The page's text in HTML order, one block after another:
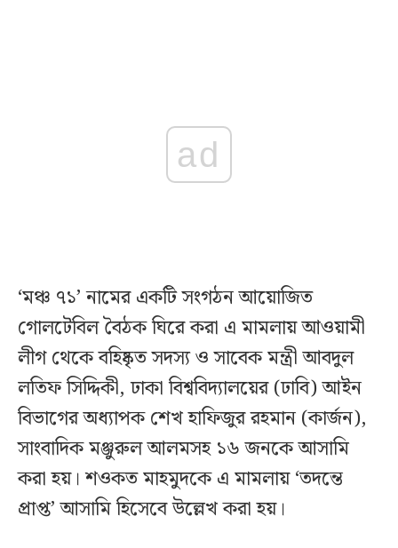
ad
‘মঞ্চ ৭১’ নামের একটি সংগঠন আয়োজিত
গোলটেবিল বৈঠক ঘিরে করা এ মামলায় আওয়ামী
লীগ থেকে বহিষ্কৃত সদস্য ও সাবেক মন্ত্রী আবদুল
লতিফ সিদ্দিকী, ঢাকা বিশ্ববিদ্যালয়ের (ঢাবি) আইন
বিভাগের অধ্যাপক শেখ হাফিজুর রহমান (কার্জন),
সাংবাদিক মঞ্জুরুল আলমসহ ১৬ জনকে আসামি
করা হয়। শওকত মাহমুদকে এ মামলায় ‘তদন্তে
প্রাপ্ত’ আসামি হিসেবে উল্লেখ করা হয়।